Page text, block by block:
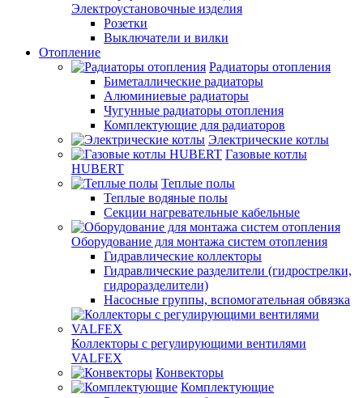
Электроустановочные изделия
Розетки
Выключатели и вилки
Отопление
Радиаторы отопления
Биметаллические радиаторы
Алюминиевые радиаторы
Чугунные радиаторы отопления
Комплектующие для радиаторов
Электрические котлы
Газовые котлы
HUBERT
Теплые полы
Теплые водяные полы
Секции нагревательные кабельные
Оборудование для монтажа систем отопления
Гидравлические коллекторы
Гидравлические разделители (гидрострелки,
гидроразделители)
Насосные группы, вспомогательная обвязка
Коллекторы с регулирующими вентилями
VALFEX
Конвекторы
Комплектующие